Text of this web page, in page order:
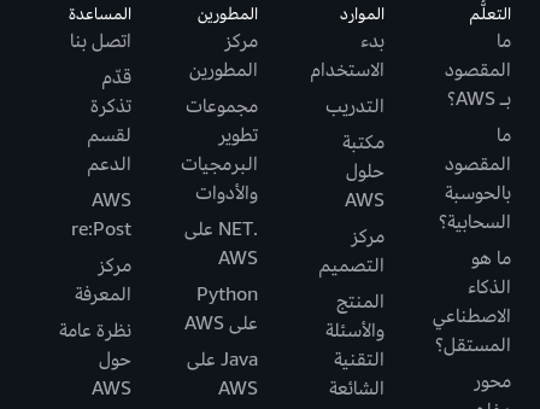
التعلُّم
ما
المقصود
بـ AWS؟
ما
المقصود
بالحوسبة
السحابية؟
ما هو
الذكاء
الاصطناعي
المستقل؟
محور
الموارد
بدء
الاستخدام
التدريب
مكتبة
حلول
AWS
مركز
التصميم
المنتج
والأسئلة
التقنية
الشائعة
المطورين
مركز
المطورين
مجموعات
تطوير
البرمجيات
والأدوات
.NET على
AWS
Python
على AWS
Java على
AWS
المساعدة
اتصل بنا
قدّم
تذكرة
لقسم
الدعم
AWS
re:Post
مركز
المعرفة
نظرة عامة
حول
AWS